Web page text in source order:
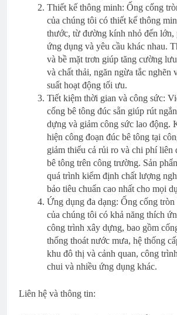
Thiết kế thông minh: Ống cống
của chúng tôi có thiết kế thông
thước, từ đường kính nhỏ đến lớn,
ứng dụng và yêu cầu khác nhau.
và bề mặt trơn giúp tăng cường
và chất thải, ngăn ngừa tắc nghẽn
suất hoạt động tối ưu.
Tiết kiệm thời gian và công sức:
cống bê tông đúc sẵn giúp rút
dựng và giảm công sức lao động.
hiện công đoạn đúc bê tông tại
giảm thiểu cả rủi ro và chi phí liên
bê tông trên công trường. Sản
quá trình kiểm định chất lượng
bảo tiêu chuẩn cao nhất cho mọi
Ứng dụng đa dạng: Ống cống tròn
của chúng tôi có khả năng thích
công trình xây dựng, bao gồm
thống thoát nước mưa, hệ thống
khu đô thị và cảnh quan, công
chui và nhiều ứng dụng khác.
Liên hệ và thông tin: